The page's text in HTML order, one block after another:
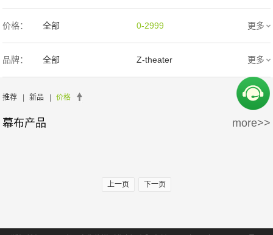
专业扩声音箱 幕布产品
声学产品 智能产品
周边产品
编织透声幕 高清4K幕布
价格： 全部 0-2999
3000-9999 1万-5万
5万-15万
30万-50万
更多
品牌： 全部 Z-theater
Screen Excellence
更多
推荐 | 新品 | 价格
幕布产品 more>>
上一页 下一页